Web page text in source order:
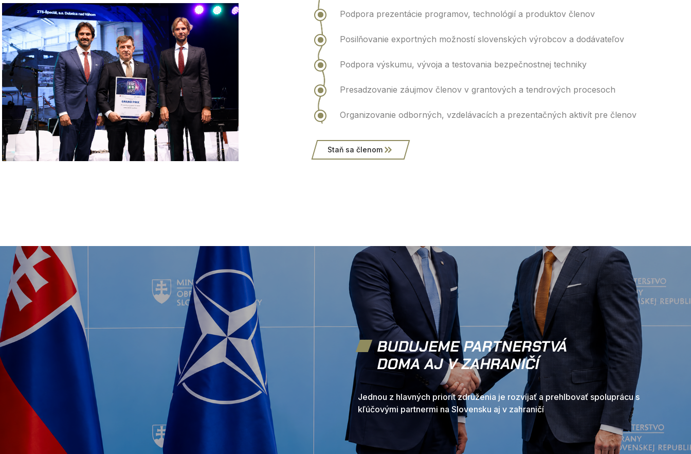
Podpora prezentácie programov, technológií a produktov členov
Posilňovanie exportných možností slovenských výrobcov a dodávateľov
Podpora výskumu, vývoja a testovania bezpečnostnej techniky
Presadzovanie záujmov členov v grantových a tendrových procesoch
Organizovanie odborných, vzdelávacích a prezentačných aktivít pre členov
Staň sa členom
BUDUJEME PARTNERSTVÁ
DOMA AJ V ZAHRANIČÍ
Jednou z hlavných priorít združenia je rozvíjať a prehlbovať spoluprácu s
kľúčovými partnermi na Slovensku aj v zahraničí